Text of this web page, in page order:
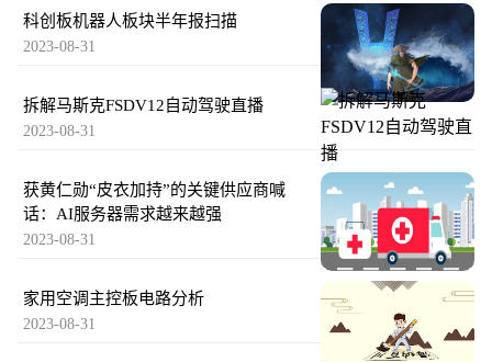
科创板机器人板块半年报扫描
2023-08-31
拆解马斯克FSDV12自动驾驶直播
2023-08-31
获黄仁勋“皮衣加持”的关键供应商喊
话：AI服务器需求越来越强
2023-08-31
家用空调主控板电路分析
2023-08-31